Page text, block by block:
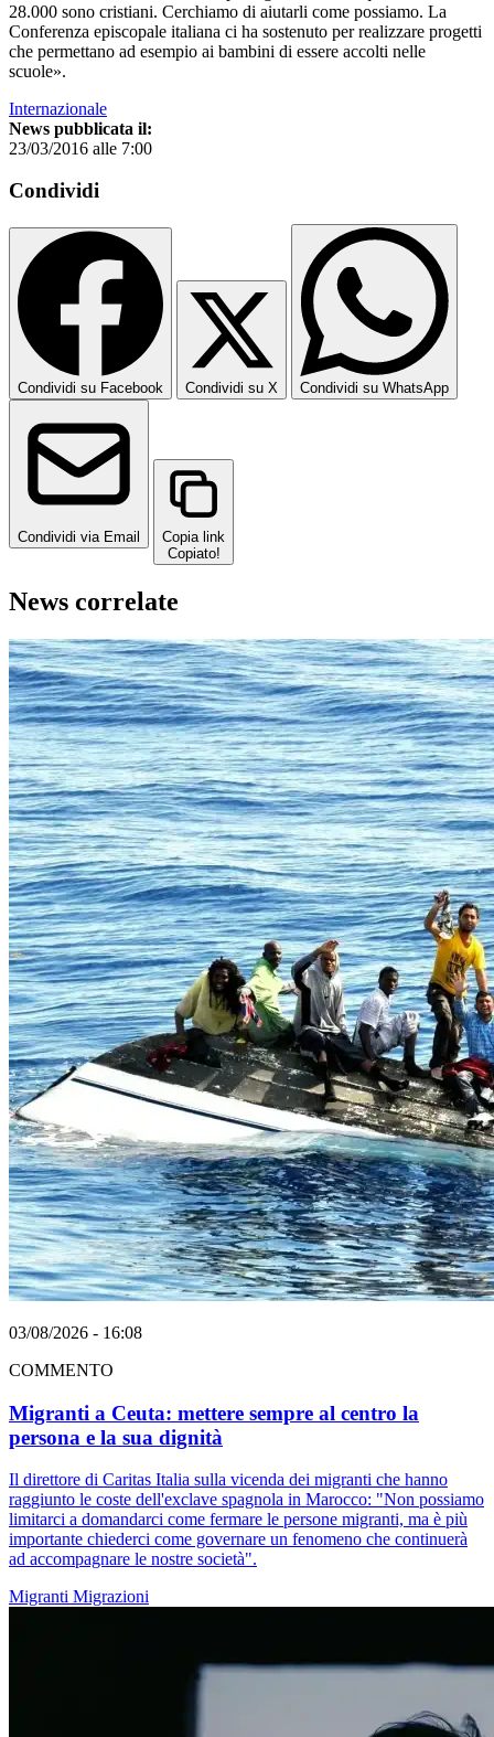
28.000 sono cristiani. Cerchiamo di aiutarli come possiamo. La
Conferenza episcopale italiana ci ha sostenuto per realizzare progetti
che permettano ad esempio ai bambini di essere accolti nelle
scuole».
Internazionale
News pubblicata il:
23/03/2016 alle 7:00
Condividi
Condividi su Facebook Condividi su X Condividi su WhatsApp
Condividi via Email
Copia link
Copiato!
News correlate
03/08/2026 - 16:08
COMMENTO
Migranti a Ceuta: mettere sempre al centro la
persona e la sua dignità
Il direttore di Caritas Italia sulla vicenda dei migranti che hanno
raggiunto le coste dell'exclave spagnola in Marocco: "Non possiamo
limitarci a domandarci come fermare le persone migranti, ma è più
importante chiederci come governare un fenomeno che continuerà
ad accompagnare le nostre società".
Migranti Migrazioni